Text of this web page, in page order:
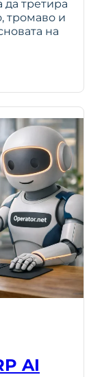
третира
тромаво и
на
AI